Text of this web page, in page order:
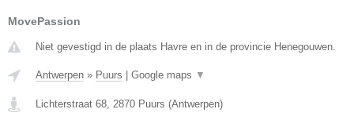
MovePassion
Niet gevestigd in de plaats Havre en in de provincie Henegouwen.
Antwerpen » Puurs Google maps ▼
Lichterstraat 68, 2870 Puurs (Antwerpen)